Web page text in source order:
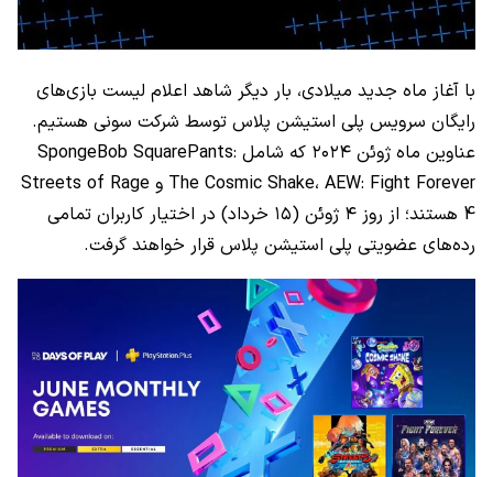
با آغاز ماه جدید میلادی، بار دیگر شاهد اعلام لیست بازی‌های
رایگان سرویس پلی استیشن پلاس توسط شرکت سونی هستیم.
عناوین ماه ژوئن ۲۰۲۴ که شامل SpongeBob SquarePants:
The Cosmic Shake، AEW: Fight Forever و Streets of Rage
4 هستند؛ از روز ۴ ژوئن (۱۵ خرداد) در اختیار کاربران تمامی
رده‌های عضویتی پلی استیشن پلاس قرار خواهند گرفت.